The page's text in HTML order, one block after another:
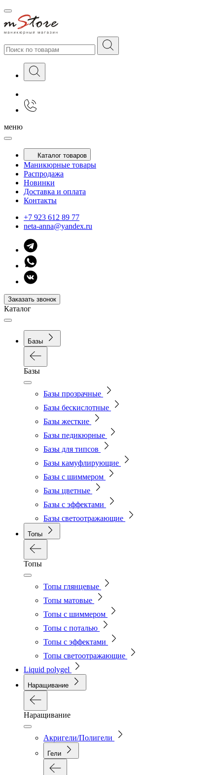
меню
Каталог товаров
Маникюрные товары
Распродажа
Новинки
Доставка и оплата
Контакты
+7 923 612 89 77
neta-anna@yandex.ru
Заказать звонок
Каталог
Базы
Базы
Базы прозрачные
Базы бескислотные
Базы жесткие
Базы педикюрные
Базы для типсов
Базы камуфлирующие
Базы с шиммером
Базы цветные
Базы с эффектами
Базы светоотражающие
Топы
Топы
Топы глянцевые
Топы матовые
Топы с шиммером
Топы с поталью
Топы с эффектами
Топы светоотражающие
Liquid polygel
Наращивание
Наращивание
Акригели/Полигели
Гели